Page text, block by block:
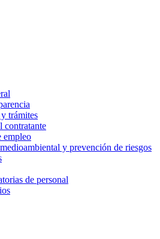
trámites
contratante
empleo
y prevención de riesgos
de personal